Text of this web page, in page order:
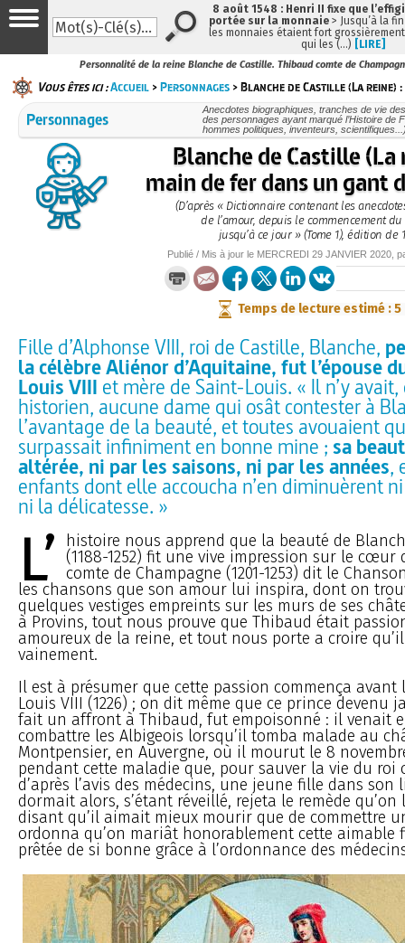
Personnalité de la reine Blanche de Castille. Thibaud comte de
Vous êtes ici :Accueil >Personnages > Blanche de Castille (La reine)
Personnages
Anecdotes biographiques, tranches de vie
des personnages ayant marqué l’Histoire de
hommes politiques, inventeurs,
Blanche de Castille (La
main de fer dans un gant
(D’après « Dictionnaire contenant les
de l’amour, depuis le commencement
jusqu’à ce jour » (Tome 1), édition de
Publié / Mis à jour le MERCREDI 29 JANVIER 2020 ,
Temps de lecture estimé : 5
Fille d’Alphonse VIII, roi de Castille, Blanche,
la célèbre Aliénor d’Aquitaine, fut l’épouse
Louis VIII et mère de Saint-Louis. « Il n’y
historien, aucune dame qui osât contester à
l’avantage de la beauté, et toutes avouaient
surpassait infiniment en bonne mine ;sa
altérée, ni par les saisons, ni par les années,
enfants dont elle accoucha n’en diminuèrent
ni la délicatesse. »
L’
histoire nous apprend que la beauté de
(1188-1252) fit une vive impression sur le cœur
comte de Champagne (1201-1253) dit le
les chansons que son amour lui inspira, dont on
quelques vestiges empreints sur les murs de ses
à Provins, tout nous prouve que Thibaud était
amoureux de la reine, et tout nous porte a croire
vainement.
Il est à présumer que cette passion commença avant
Louis VIII (1226) ; on dit même que ce prince devenu
fait un affront à Thibaud, fut empoisonné : il venait
combattre les Albigeois lorsqu’il tomba malade au
Montpensier, en Auvergne, où il mourut le 8
pendant cette maladie que, pour sauver la vie du
d’après l’avis des médecins, une jeune fille dans son
dormait alors, s’étant réveillé, rejeta le remède
disant qu’il aimait mieux mourir que de commettre
ordonna qu’on mariât honorablement cette aimable
prêtée de si bonne grâce à l’ordonnance des
8 août 1548 : Henri II fixe que
portée sur la monnaie > Jusqu’à la
les monnaies étaient fort
qui les (…) [LIRE]